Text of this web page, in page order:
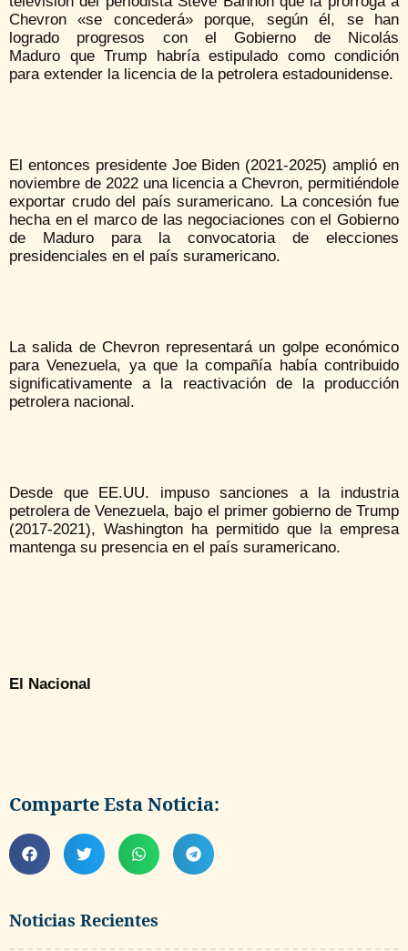
Noticias Recientes
Chevron «se concederá» porque, según él, se han
logrado progresos con el Gobierno de Nicolás
Maduro que Trump habría estipulado como condición
para extender la licencia de la petrolera estadounidense.
El entonces presidente Joe Biden (2021-2025) amplió en
noviembre de 2022 una licencia a Chevron, permitiéndole
exportar crudo del país suramericano. La concesión fue
hecha en el marco de las negociaciones con el Gobierno
de Maduro para la convocatoria de elecciones
presidenciales en el país suramericano.
La salida de Chevron representará un golpe económico
para Venezuela, ya que la compañía había contribuido
significativamente a la reactivación de la producción
petrolera nacional.
Desde que EE.UU. impuso sanciones a la industria
petrolera de Venezuela, bajo el primer gobierno de Trump
(2017-2021), Washington ha permitido que la empresa
mantenga su presencia en el país suramericano.
El Nacional
Comparte Esta Noticia: